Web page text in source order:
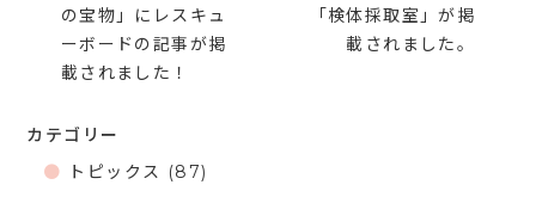
の宝物」にレスキュ
ーボードの記事が掲
載されました！
「検体採取室」が掲
載されました。
カテゴリー
トピックス (87)